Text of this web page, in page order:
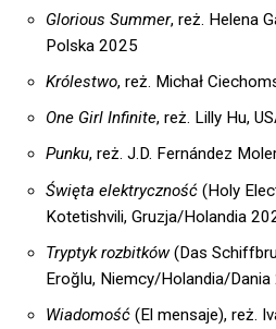
Glorious Summer, reż. Helena
Polska 2025
Królestwo, reż. Michał
One Girl Infinite, reż. Lilly Hu,
Punku, reż. J.D. Fernández
Święta elektryczność (Holy
Kotetishvili, Gruzja/Holandia
Tryptyk rozbitków(Das
Eroğlu, Niemcy/Holandia/
Wiadomość (El mensaje), reż.